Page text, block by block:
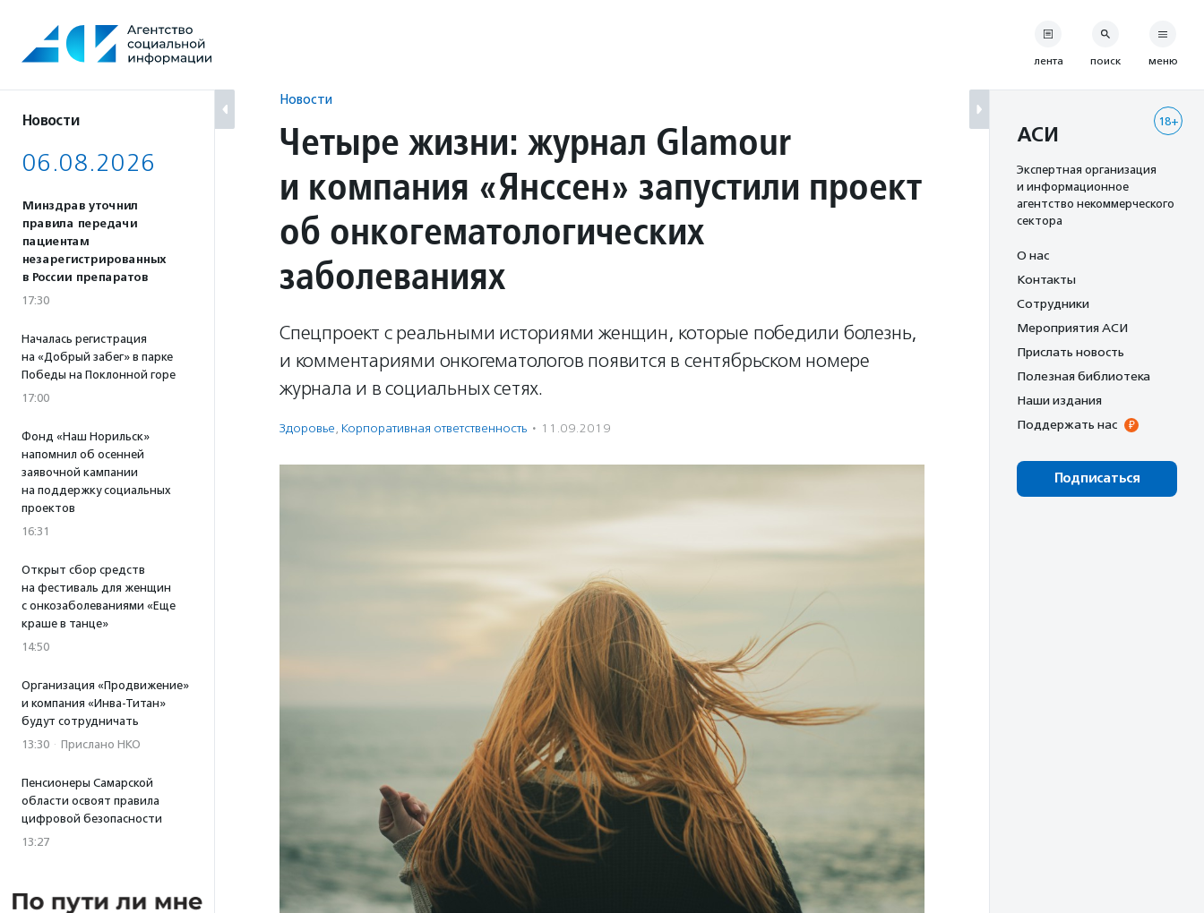
содержанию
Новости
06.08.2026
Минздрав уточнил
правила передачи
пациентам
незарегистрированных
в России препаратов
17:30
Началась регистрация
на «Добрый забег» в парке
Победы на Поклонной горе
17:00
Фонд «Наш Норильск»
напомнил об осенней
заявочной кампании
на поддержку социальных
проектов
16:31
Открыт сбор средств
на фестиваль для женщин
с онкозаболеваниями «Еще
краше в танце»
14:50
Организация «Продвижение»
и компания «Инва-Титан»
будут сотрудничать
13:30 · Прислано НКО
Пенсионеры Самарской
области освоят правила
цифровой безопасности
13:27
Новости
Четыре жизни: журнал Glamour
и компания «Янссен» запустили проект
об онкогематологических
заболеваниях
Спецпроект с реальными историями женщин, которые победили болезнь,
и комментариями онкогематологов появится в сентябрьском номере
журнала и в социальных сетях.
Здоровье, Корпоративная ответственность · 11.09.2019
лента поиск меню
18+
АСИ
Экспертная организация
и информационное
агентство некоммерческого
сектора
О нас
Контакты
Сотрудники
Мероприятия АСИ
Прислать новость
Полезная библиотека
Наши издания
Поддержать нас
Подписаться